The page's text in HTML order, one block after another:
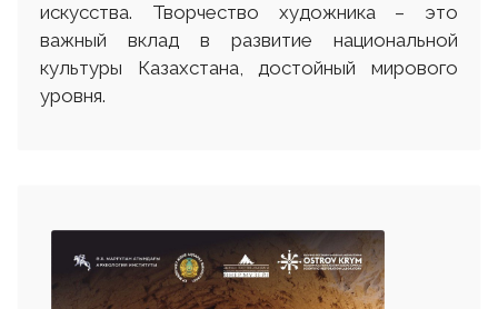
искусства. Творчество художника – это
важный вклад в развитие национальной
культуры Казахстана, достойный мирового
уровня.